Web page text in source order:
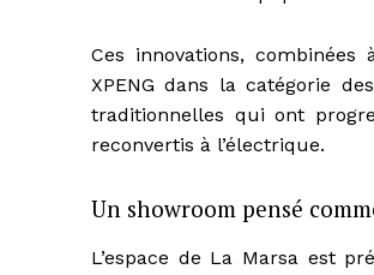
Ces innovations,
XPENG dans la catégorie
traditionnelles qui ont
reconvertis à l’électrique.
Un showroom pensé
L’espace de La Marsa est